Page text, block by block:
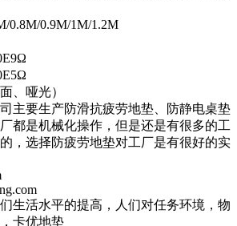
0.8M/0.9M/1M/1.2M
、哑光）
主要生产防滑抗疲劳地垫、防静电桌垫
都是机械化操作，但是还是有很多的工
，选择防疲劳地垫对工厂是有很好的实
生活水平的提高，人们对任务环境，物
卡优地垫